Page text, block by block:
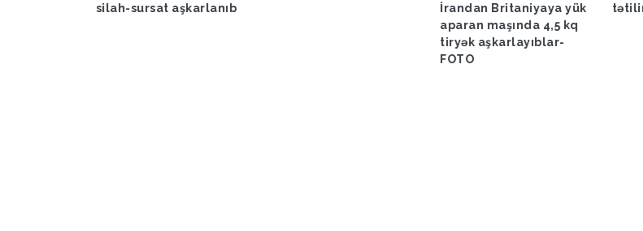
silah-sursat aşkarlanıb
İrandan Britaniyaya yük
aparan maşında 4,5 kq
tiryək aşkarlayıblar-
FOTO